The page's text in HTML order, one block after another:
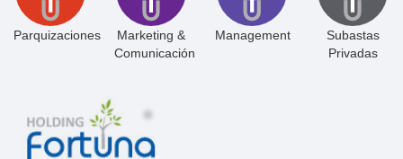
Parquizaciones
Marketing &
Comunicación
Management
Subastas
Privadas